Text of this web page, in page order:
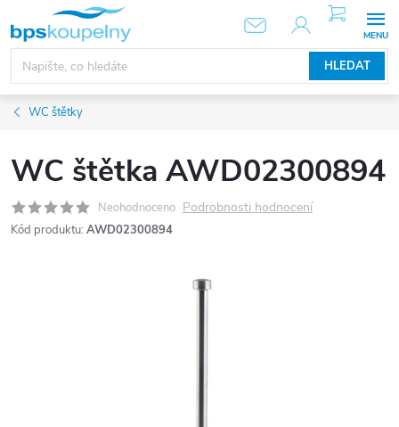
obsah
HLEDAT
NÁKUPNÍ
KOŠÍK
WC štětky
WC štětka AWD02300894
Neohodnoceno Podrobnosti hodnocení
Kód produktu: AWD02300894